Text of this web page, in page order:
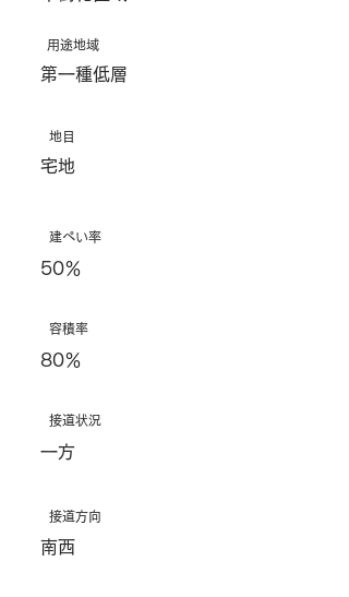
用途地域
第一種低層
地目
宅地
建ぺい率
50％
容積率
80％
接道状況
一方
接道方向
南西